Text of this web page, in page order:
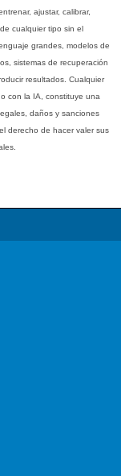
ajustar, calibrar,
cualquier tipo sin el
grandes, modelos de
sistemas de recuperación
resultados. Cualquier
con la IA, constituye una
daños y sanciones
derecho de hacer valer sus